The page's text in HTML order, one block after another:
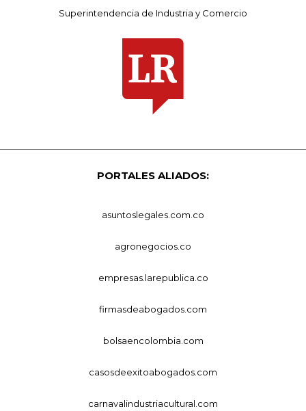
Superintendencia de Industria y Comercio
PORTALES ALIADOS:
asuntoslegales.com.co
agronegocios.co
empresas.larepublica.co
firmasdeabogados.com
bolsaencolombia.com
casosdeexitoabogados.com
carnavalindustriacultural.com